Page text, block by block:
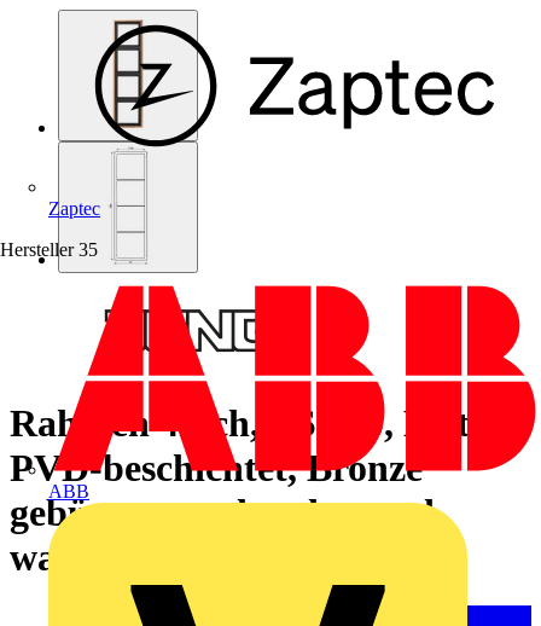
Zaptec
Hersteller 35
ABB
Rahmen 4fach, LS 990, Metall,
PVD-beschichtet, Bronze
gebürstet, senkrechte und
waagerechte Montage